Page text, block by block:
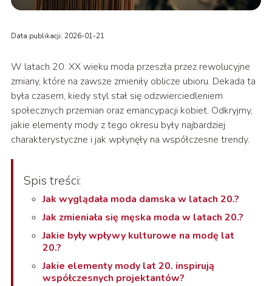
Data publikacji: 2026-01-21
W latach 20. XX wieku moda przeszła przez rewolucyjne
zmiany, które na zawsze zmieniły oblicze ubioru. Dekada ta
była czasem, kiedy styl stał się odzwierciedleniem
społecznych przemian oraz emancypacji kobiet. Odkryjmy,
jakie elementy mody z tego okresu były najbardziej
charakterystyczne i jak wpłynęły na współczesne trendy.
Spis treści:
Jak wyglądała moda damska w latach 20.?
Jak zmieniała się męska moda w latach 20.?
Jakie były wpływy kulturowe na modę lat
20.?
Jakie elementy mody lat 20. inspirują
współczesnych projektantów?